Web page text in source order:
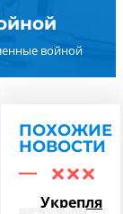
войной
ПОХОЖИЕ
НОВОСТИ
Укрепляем